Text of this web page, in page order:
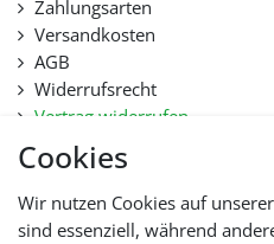
Cookies
Wir nutzen Cookies auf
sind essenziell, während
Zahlungsarten
Versandkosten
AGB
Widerrufsrecht
Vertrag widerrufen
Datenschutz
Hilfe
Lieferfristen und
Lieferbeschränkung